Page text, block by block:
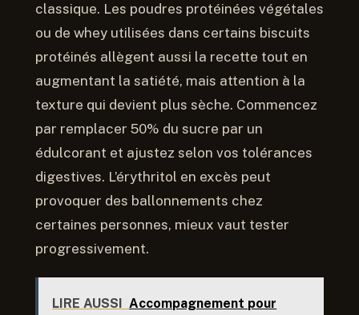
classique. Les poudres protéinées végétales
ou de whey utilisées dans certains biscuits
protéinés allègent aussi la recette tout en
augmentant la satiété, mais attention à la
texture qui devient plus sèche. Commencez
par remplacer 50% du sucre par un
édulcorant et ajustez selon vos tolérances
digestives. L’érythritol en excès peut
provoquer des ballonnements chez
certaines personnes, mieux vaut tester
progressivement.
LIRE AUSSI Accompagnement pour